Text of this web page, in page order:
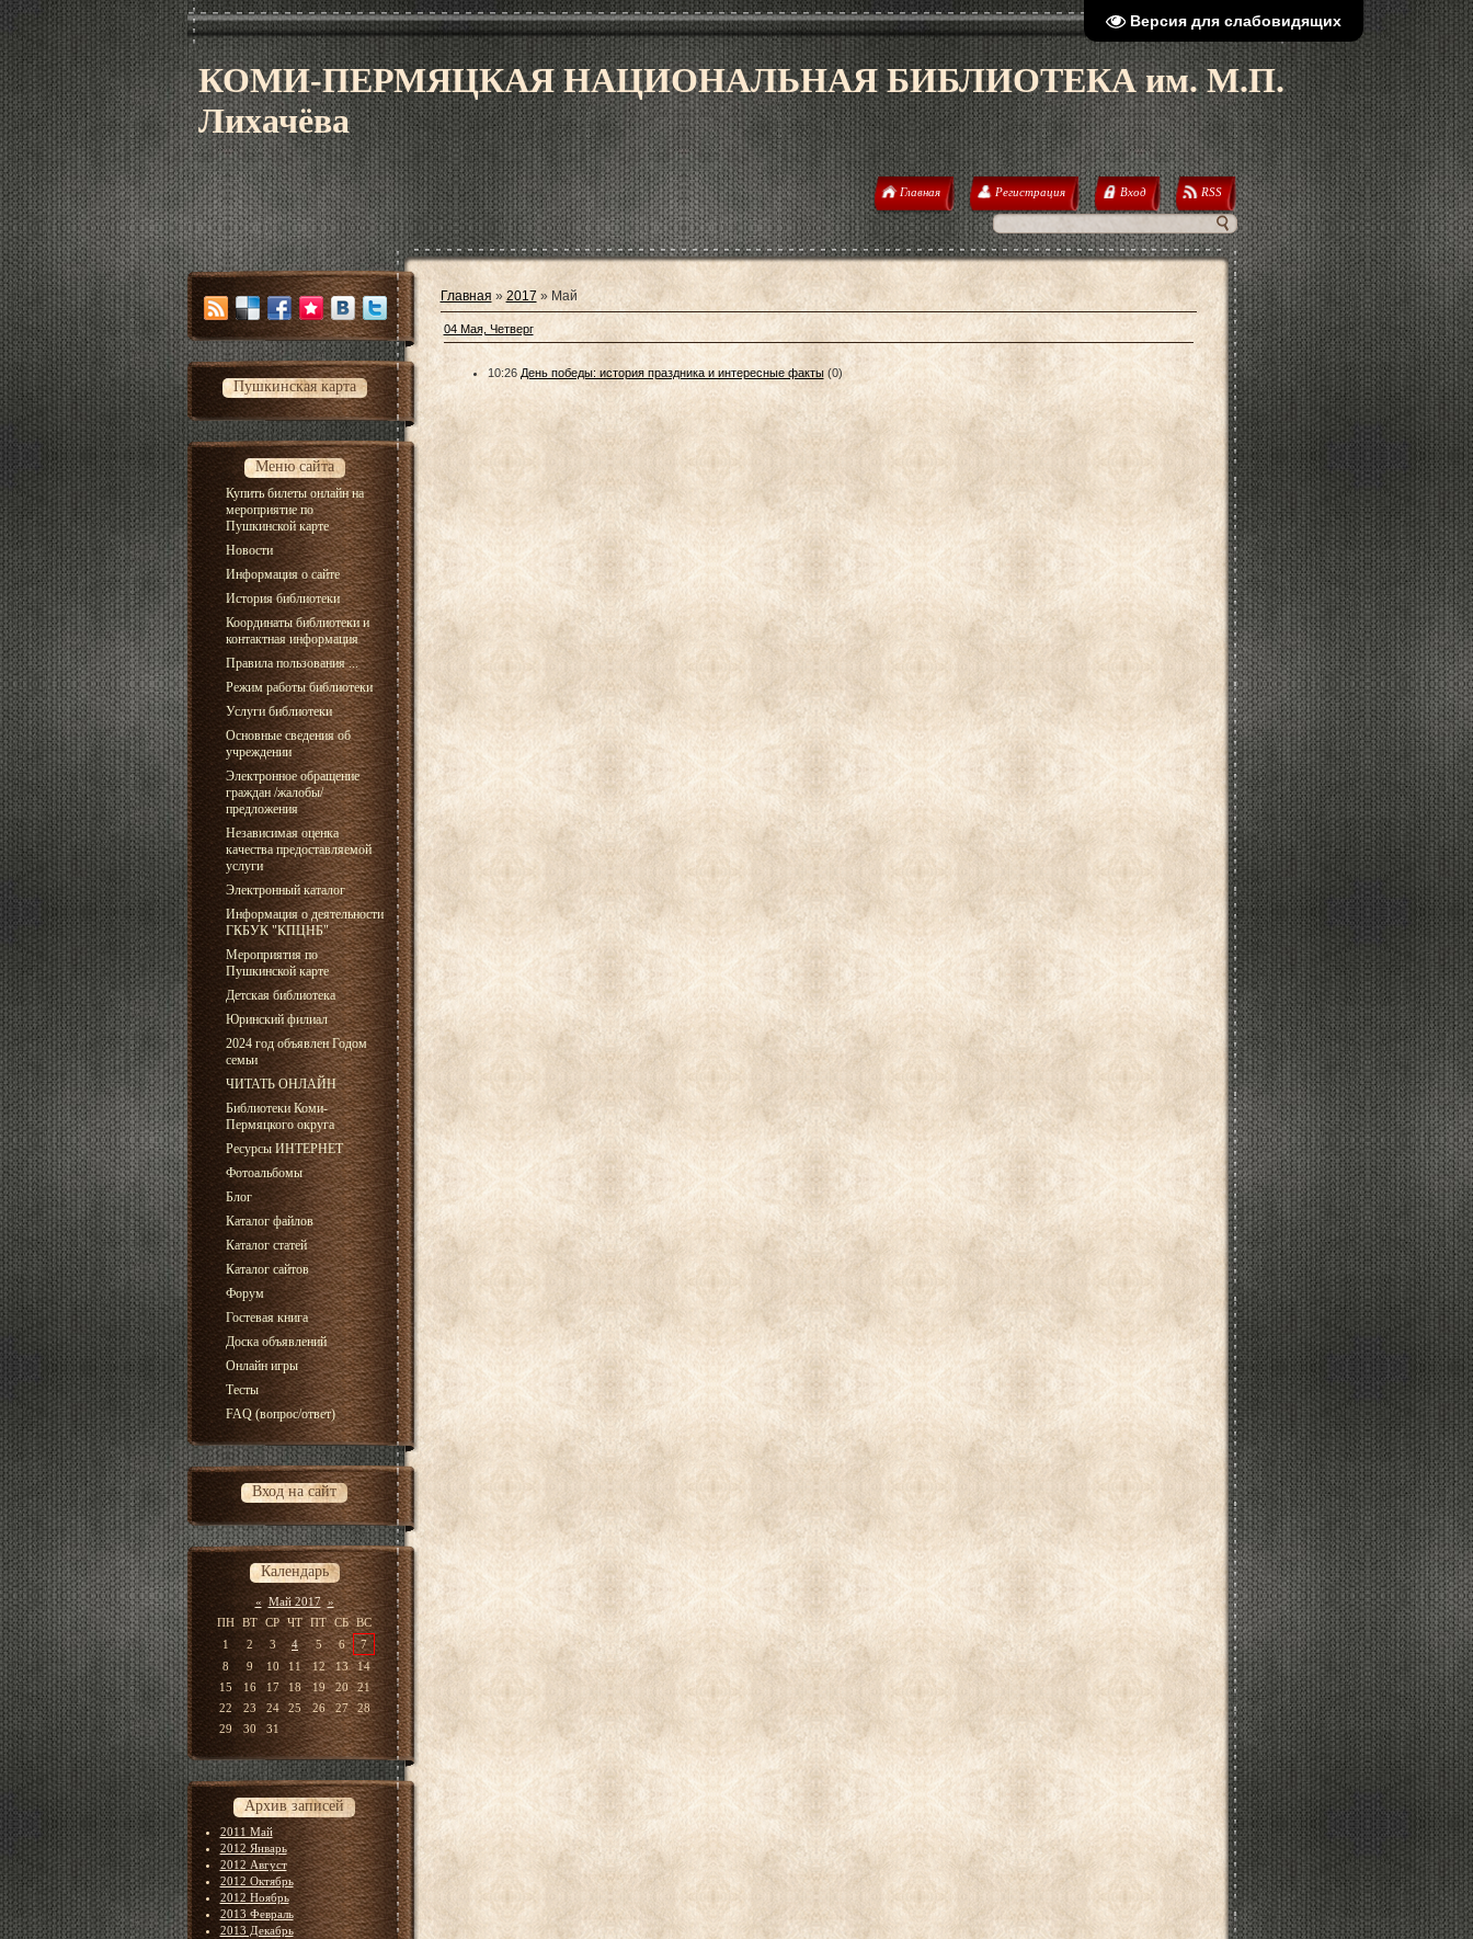
Версия для слабовидящих
КОМИ-ПЕРМЯЦКАЯ НАЦИОНАЛЬНАЯ БИБЛИОТЕКА им. М.П.
Лихачёва
Главная Регистрация Вход RSS
Пушкинская карта
Меню сайта
Купить билеты онлайн на
мероприятие по
Пушкинской карте
Новости
Информация о сайте
История библиотеки
Координаты библиотеки и
контактная информация
Правила пользования ...
Режим работы библиотеки
Услуги библиотеки
Основные сведения об
учреждении
Электронное обращение
граждан /жалобы/
предложения
Независимая оценка
качества предоставляемой
услуги
Электронный каталог
Информация о деятельности
ГКБУК "КПЦНБ"
Мероприятия по
Пушкинской карте
Детская библиотека
Юринский филиал
2024 год объявлен Годом
семьи
ЧИТАТЬ ОНЛАЙН
Библиотеки Коми-
Пермяцкого округа
Ресурсы ИНТЕРНЕТ
Фотоальбомы
Блог
Каталог файлов
Каталог статей
Каталог сайтов
Форум
Гостевая книга
Доска объявлений
Онлайн игры
Тесты
FAQ (вопрос/ответ)
Вход на сайт
Календарь
« Май 2017 »
ПН ВТ СР ЧТ ПТ СБ ВС
1
2 3 4 5 6
7
8
9 10 11 12 13
14
15
16 17 18 19 20
21
22
23 24 25 26 27
28
29
30 31
Архив записей
2011 Май
2012 Январь
2012 Август
2012 Октябрь
2012 Ноябрь
2013 Февраль
2013 Декабрь
Главная » 2017 » Май
04 Мая, Четверг
10:26 День победы: история праздника и интересные факты (0)